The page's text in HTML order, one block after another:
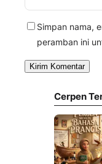
Simpan nama,
peramban ini
Cerpen